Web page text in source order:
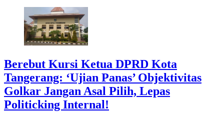
Berebut Kursi Ketua DPRD Kota
Tangerang: ‘Ujian Panas’ Objektivitas
Golkar Jangan Asal Pilih, Lepas
Politicking Internal!